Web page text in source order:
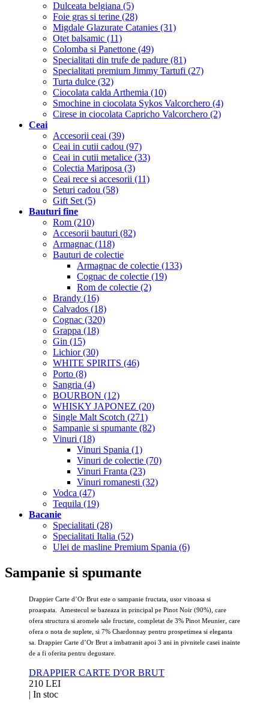
Dulceata belgiana (5)
Foie gras si terine (28)
Migdale Glazurate Catanies (31)
Otet balsamic (11)
Colomba si Panettone (49)
Specialitati din trufe de padure (81)
Specialitati premium Jimmy Tartufi (27)
Turta dulce (32)
Ciocolata calda Arthemia (10)
Smochine in ciocolata Sykos Valcorchero (4)
Cirese in ciocolata Capricho Valcorchero (2)
Ceai
Accesorii ceai (39)
Ceai in cutii cadou (97)
Ceai in cutii metalice (33)
Colectia Mariposa (3)
Ceai rece si accesorii (11)
Seturi cadou (58)
Gift Set (5)
Bauturi fine
Rom (210)
Accesorii bauturi (82)
Armagnac (118)
Bauturi de colectie
Armagnac de colectie (133)
Cognac de colectie (19)
Rom de colectie (2)
Brandy (16)
Calvados (18)
Cognac (320)
Grappa (18)
Gin (15)
Lichior (30)
WHITE SPIRITS (46)
Porto (8)
Sangria (4)
BOURBON (12)
WHISKY JAPONEZ (20)
Single Malt Scotch (271)
Sampanie si spumante (82)
Vinuri (18)
Vinuri Spania (1)
Vinuri de colectie (70)
Vinuri Franta (23)
Vinuri romanesti (32)
Vodca (47)
Tequila (19)
Bacanie
Specialitati (28)
Specialitati Italia (52)
Ulei de masline Premium Spania (6)
Sampanie si spumante
Drappier Carte d’Or Brut este o sampanie fructata, usor vinoasa si
proaspata. Amestecul se bazeaza in principal pe Pinot Noir (90%), care
ofera structura si aromele sale fructate, completat de 3% Pinot Meunier, care
ofera o nota de suplete, si 7% Chardonnay pentru prospetimea si eleganta
sa. Drappier Carte d’Or Brut a imbatranit apoi 3 ani in pivnitele casei inainte
de a fi oferita pentru degustare.
DRAPPIER CARTE D'OR BRUT
210 LEI
| In stoc